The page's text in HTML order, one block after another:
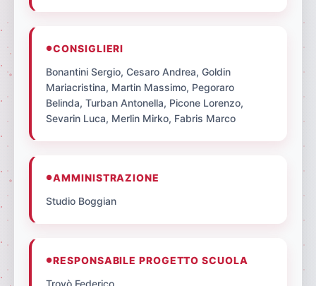
CONSIGLIERI
Bonantini Sergio, Cesaro Andrea, Goldin
Mariacristina, Martin Massimo, Pegoraro
Belinda, Turban Antonella, Picone Lorenzo,
Sevarin Luca, Merlin Mirko, Fabris Marco
AMMINISTRAZIONE
Studio Boggian
RESPONSABILE PROGETTO SCUOLA
Trovò Federico